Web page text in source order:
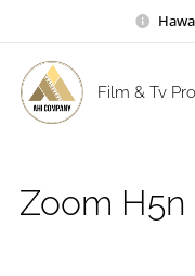
Film & Tv
Zoom H5n